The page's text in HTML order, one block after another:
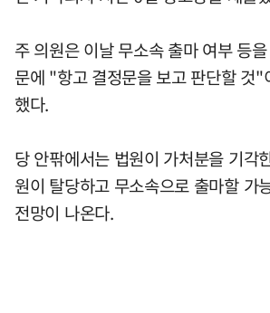
주 의원은 이날 무소속 출마 여부 등
문에 "항고 결정문을 보고 판단할 것"
했다.
당 안팎에서는 법원이 가처분을 기각
원이 탈당하고 무소속으로 출마할 가
전망이 나온다.